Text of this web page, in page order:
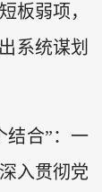
板弱项，
系统谋划
结合”：一
入贯彻党